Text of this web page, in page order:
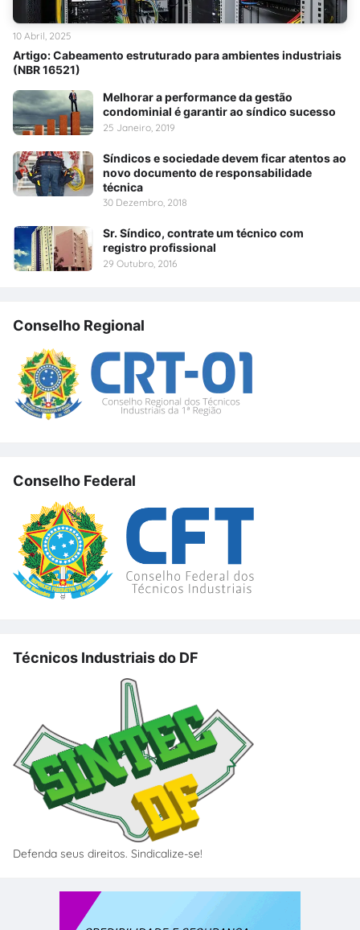
Artigo: Cabeamento estruturado para ambientes industriais
(NBR 16521)
10 Abril, 2025
Melhorar a performance da gestão
condominial é garantir ao síndico sucesso
25 Janeiro, 2019
Síndicos e sociedade devem ficar atentos ao
novo documento de responsabilidade
técnica
30 Dezembro, 2018
Sr. Síndico, contrate um técnico com
registro profissional
29 Outubro, 2016
Conselho Regional
Conselho Federal
Técnicos Industriais do DF
Defenda seus direitos. Sindicalize-se!